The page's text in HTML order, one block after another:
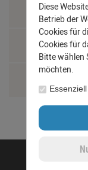
©opyright
Diese
Betrieb der
Cookies für
Cookies für
Bitte wählen
möchten.
Essenziell